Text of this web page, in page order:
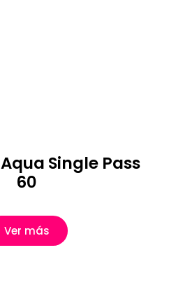
Aqua Single Pass
60
Ver más